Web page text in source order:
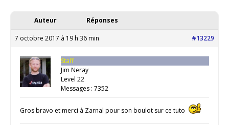
Auteur Réponses
7 octobre 2017 à 19 h 36 min #13229
Staff
Jim Neray
Level 22
Messages : 7352
Gros bravo et merci à Zarnal pour son boulot sur ce tuto